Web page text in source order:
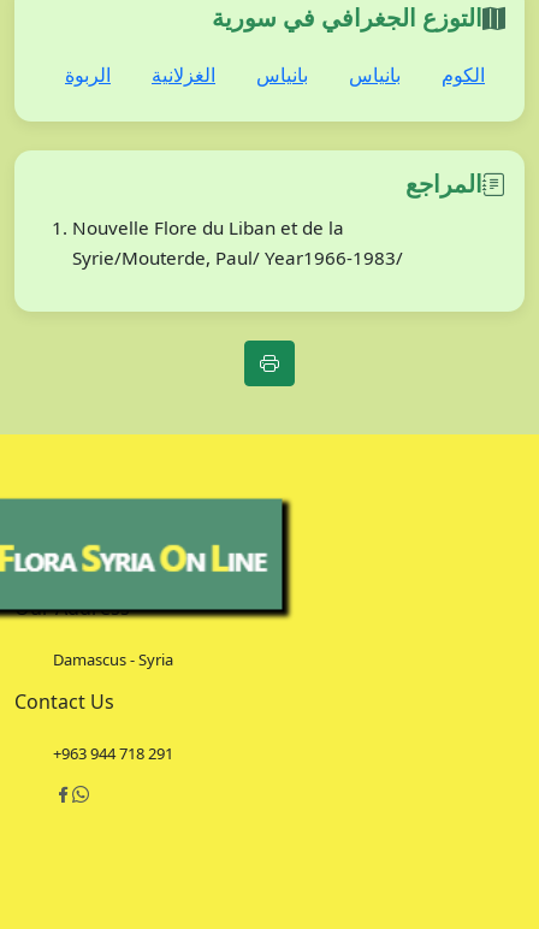
التوزع الجغرافي في سورية
الكوم بانياس بانياس الغزلانية الربوة
المراجع
Nouvelle Flore du Liban et de la
Syrie/Mouterde, Paul/ Year1966-1983/
Our Address
Damascus - Syria
Contact Us
+963 944 718 291